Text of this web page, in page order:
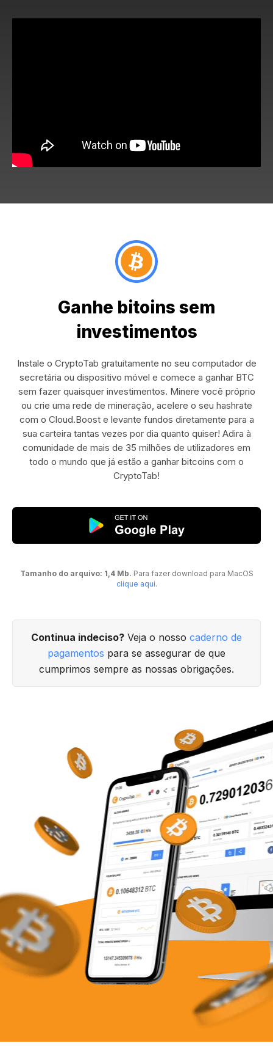
Ganhe bitoins sem
investimentos
Instale o CryptoTab gratuitamente no seu computador de
secretária ou dispositivo móvel e comece a ganhar BTC
sem fazer quaisquer investimentos. Minere você próprio
ou crie uma rede de mineração, acelere o seu hashrate
com o Cloud.Boost e levante fundos diretamente para a
sua carteira tantas vezes por dia quanto quiser! Adira à
comunidade de mais de 35 milhões de utilizadores em
todo o mundo que já estão a ganhar bitcoins com o
CryptoTab!
Tamanho do arquivo: 1,4 Mb. Para fazer download para MacOS
clique aqui.
Continua indeciso? Veja o nosso caderno de
pagamentos para se assegurar de que
cumprimos sempre as nossas obrigações.